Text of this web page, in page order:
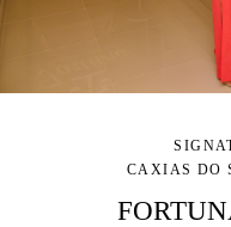
CAXIAS DO